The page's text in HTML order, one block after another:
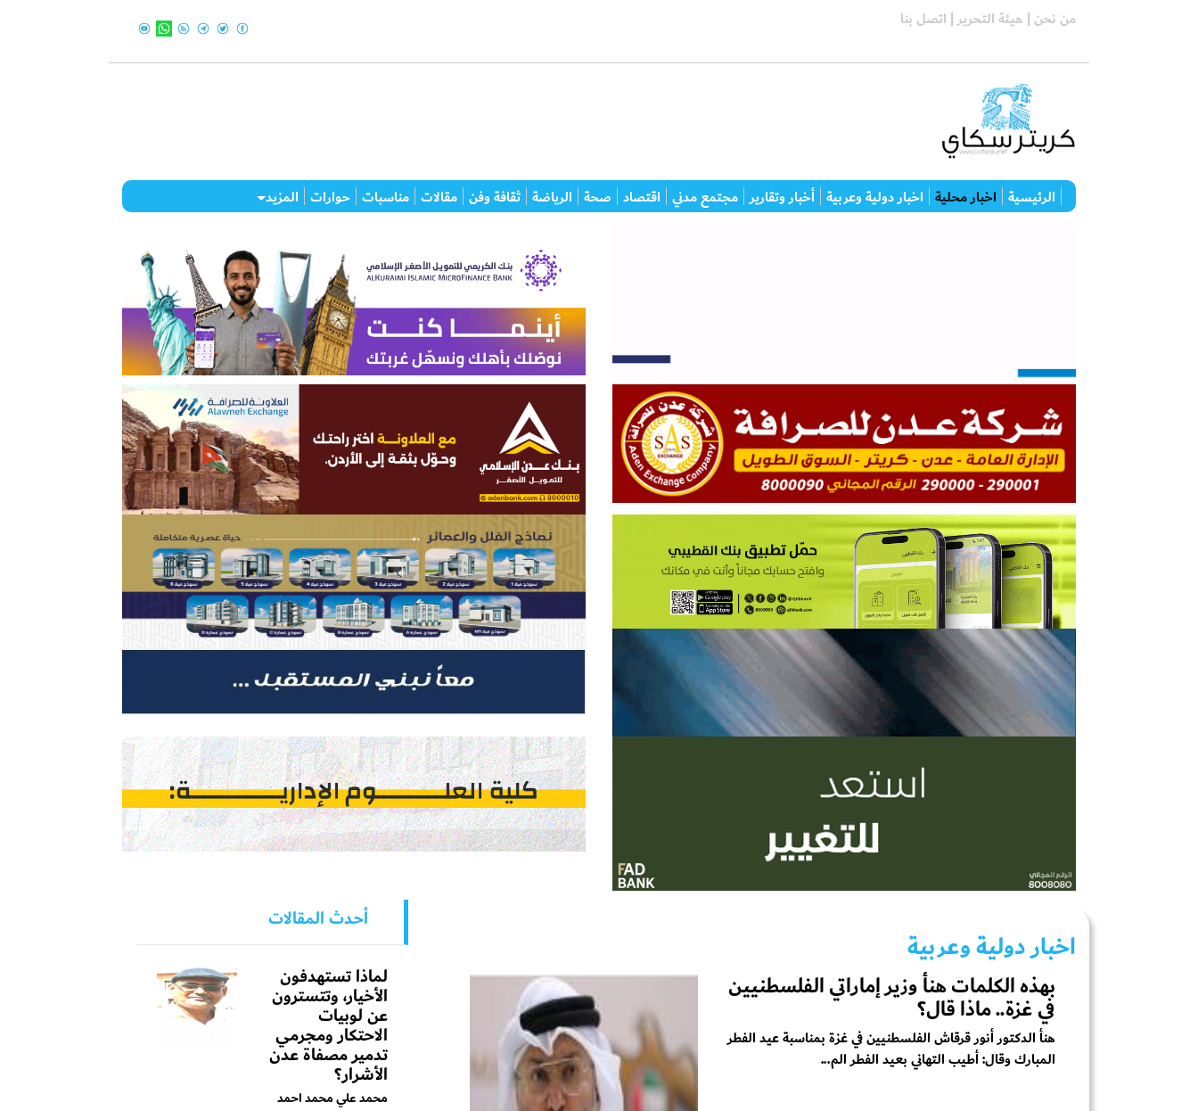
من نحن | هيئة التحرير | اتصل بنا
الرئيسية اخبار محلية اخبار دولية وعربية أخبار وتقارير مجتمع مدني اقتصاد صحة الرياضة ثقافة وفن مقالات مناسبات حوارات المزيد
اخبار دولية وعربية
بهذه الكلمات هنأ وزير إماراتي الفلسطنيين
في غزة.. ماذا قال؟
هنأ الدكتور أنور قرقاش الفلسطنيين في غزة بمناسبة عيد الفطر
المبارك وقال: أطيب التهاني بعيد الفطر الم...
أحدث المقالات
لماذا تستهدفون
الأخيار، وتتسترون
عن لوبيات
الاحتكار ومجرمي
تدمير مصفاة عدن
الأشرار؟
محمد علي محمد احمد